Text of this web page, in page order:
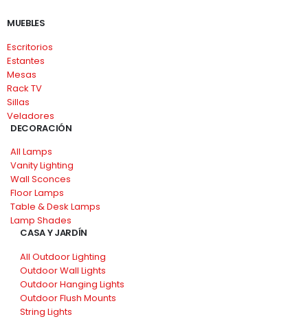
MUEBLES
Escritorios
Estantes
Mesas
Rack TV
Sillas
Veladores
DECORACIÓN
All Lamps
Vanity Lighting
Wall Sconces
Floor Lamps
Table & Desk Lamps
Lamp Shades
CASA Y JARDÍN
All Outdoor Lighting
Outdoor Wall Lights
Outdoor Hanging Lights
Outdoor Flush Mounts
String Lights